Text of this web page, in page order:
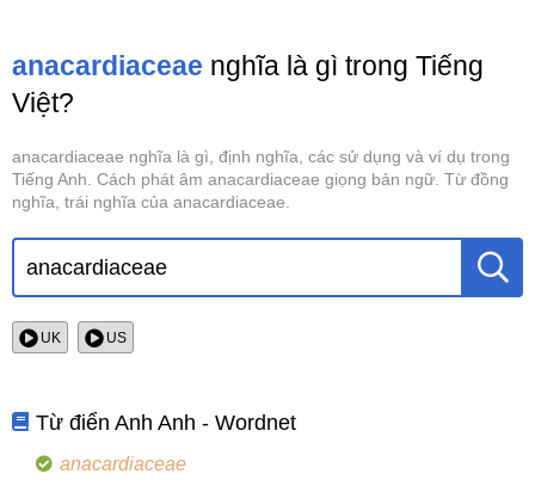
anacardiaceae nghĩa là gì trong Tiếng
Việt?
anacardiaceae nghĩa là gì, định nghĩa, các sử dụng và ví dụ trong
Tiếng Anh. Cách phát âm anacardiaceae giọng bản ngữ. Từ đồng
nghĩa, trái nghĩa của anacardiaceae.
UK US
Từ điển Anh Anh - Wordnet
anacardiaceae